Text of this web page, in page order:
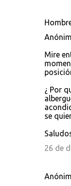
Mire
¿ Por
se
26 de